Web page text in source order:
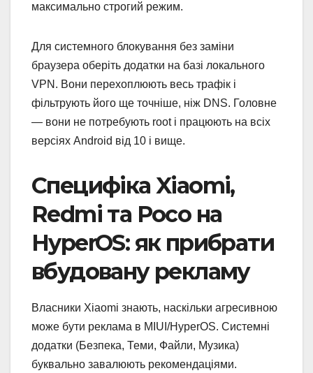
максимально строгий режим.
Для системного блокування без заміни
браузера оберіть додатки на базі локального
VPN. Вони перехоплюють весь трафік і
фільтрують його ще точніше, ніж DNS. Головне
— вони не потребують root і працюють на всіх
версіях Android від 10 і вище.
Специфіка Xiaomi,
Redmi та Poco на
HyperOS: як прибрати
вбудовану рекламу
Власники Xiaomi знають, наскільки агресивною
може бути реклама в MIUI/HyperOS. Системні
додатки (Безпека, Теми, Файли, Музика)
буквально завалюють рекомендаціями.